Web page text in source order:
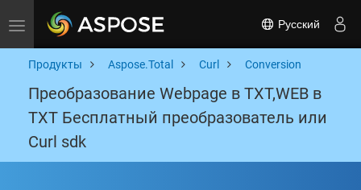
Toggle navigation Русский
Продукты Aspose.Total Curl Conversion
Преобразование Webpage в TXT,WEB в
TXT Бесплатный преобразователь или
Curl sdk